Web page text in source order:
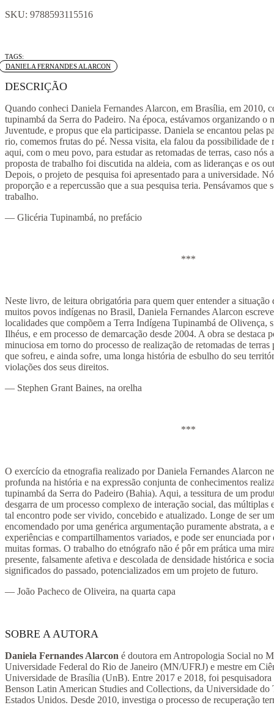
SKU: 9788593115516
Tag:
DANIELA FERNANDES ALARCON
DESCRIÇÃO
Quando conheci Daniela Fernandes Alarcon, em Brasília, em 2010,
tupinambá da Serra do Padeiro. Na época, estávamos organizando o
Juventude, e propus que ela participasse. Daniela se encantou pelas
rio, comemos frutas do pé. Nessa visita, ela falou da possibilidade de
aqui, com o meu povo, para estudar as retomadas de terras, caso nós
proposta de trabalho foi discutida na aldeia, com as lideranças e os
Depois, o projeto de pesquisa foi apresentado para a universidade.
proporção e a repercussão que a sua pesquisa teria. Pensávamos que
trabalho.
— Glicéria Tupinambá, no prefácio
***
Neste livro, de leitura obrigatória para quem quer entender a
muitos povos indígenas no Brasil, Daniela Fernandes Alarcon
localidades que compõem a Terra Indígena Tupinambá de Olivença,
Ilhéus, e em processo de demarcação desde 2004. A obra se destaca
minuciosa em torno do processo de realização de retomadas de
que sofreu, e ainda sofre, uma longa história de esbulho do seu
violações dos seus direitos.
— Stephen Grant Baines, na orelha
***
O exercício da etnografia realizado por Daniela Fernandes Alarcon
profunda na história e na expressão conjunta de conhecimentos
tupinambá da Serra do Padeiro (Bahia). Aqui, a tessitura de um
desgarra de um processo complexo de interação social, das múltiplas
tal encontro pode ser vivido, concebido e atualizado. Longe de ser
encomendado por uma genérica argumentação puramente abstrata, a
experiências e compartilhamentos variados, e pode ser enunciada por
muitas formas. O trabalho do etnógrafo não é pôr em prática uma
presente, falsamente afetiva e descolada de densidade histórica e
significados do passado, potencializados em um projeto de futuro.
— João Pacheco de Oliveira, na quarta capa
SOBRE A AUTORA
Daniela Fernandes Alarcon é doutora em Antropologia Social no
Universidade Federal do Rio de Janeiro (MN/UFRJ) e mestre em
Universidade de Brasília (UnB). Entre 2017 e 2018, foi
Benson Latin American Studies and Collections, da Universidade do
Estados Unidos. Desde 2010, investiga o processo de recuperação